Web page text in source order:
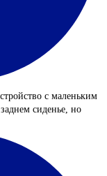
с маленьким
сиденье, но